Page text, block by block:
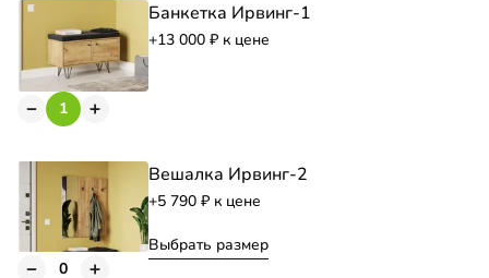
Банкетка Ирвинг-1
+13 000 к цене
Вешалка Ирвинг-2
+5 790 к цене
Выбрать размер